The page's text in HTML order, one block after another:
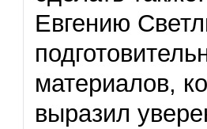
Евгению
материалов,
выразил